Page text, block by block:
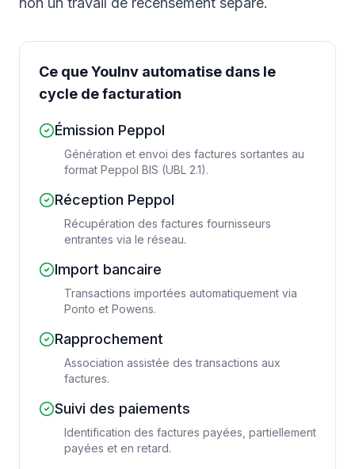
Ce que YouInv automatise dans le
cycle de facturation
Émission Peppol
Génération et envoi des factures sortantes au
format Peppol BIS (UBL 2.1).
Réception Peppol
Récupération des factures fournisseurs
entrantes via le réseau.
Import bancaire
Transactions importées automatiquement via
Ponto et Powens.
Rapprochement
Association assistée des transactions aux
factures.
Suivi des paiements
Identification des factures payées, partiellement
payées et en retard.